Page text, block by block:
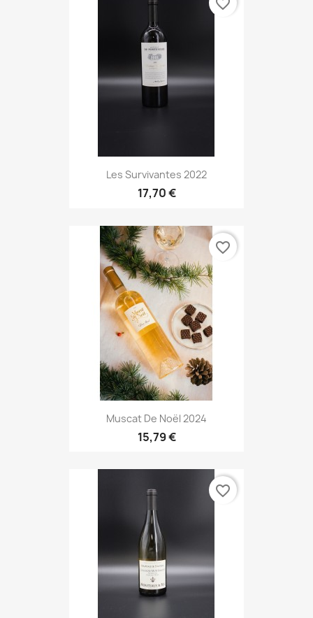
Les Survivantes 2022
17,70 €
favorite_border
Muscat De Noël 2024
15,79 €
favorite_border
favorite_border